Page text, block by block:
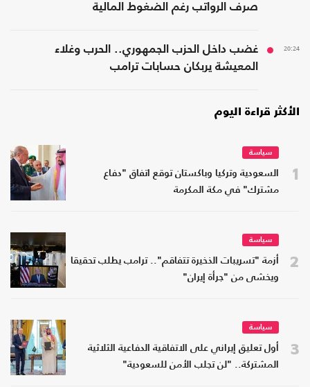
صرف الرواتب رغم الضغوط المالية
20:24
غضب داخل الحزب الجمهوري.. الحرب وغلاء
المعيشة يربكان حسابات ترامب
الأكثر قراءة اليوم
1
سياسة
السعودية وتركيا وباكستان توقع اتفاق "دفاع
مشترك" في مكة المكرمة
2
سياسة
أزمة "تسريبات الذخيرة تتفاقم".. ترامب يطلب تحقيقا
ويخشى من "جرأة إيران"
3
سياسة
أول تعليق إيراني على الاتفاقية الدفاعية الثلاثية
المشتركة.. "لن تجلب الأمن للسعودية"